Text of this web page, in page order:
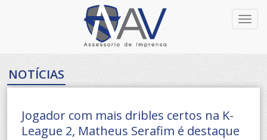
NOTÍCIAS
Jogador com mais dribles certos na K-
League 2, Matheus Serafim é destaque